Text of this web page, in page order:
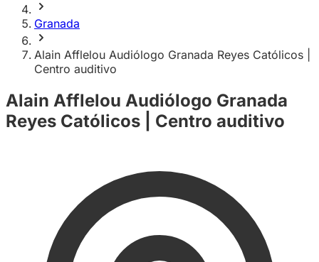
Granada
Alain Afflelou Audiólogo Granada Reyes Católicos |
Centro auditivo
Alain Afflelou Audiólogo Granada
Reyes Católicos | Centro auditivo